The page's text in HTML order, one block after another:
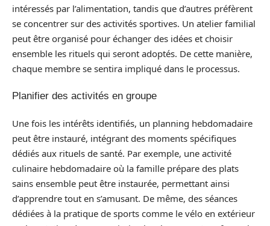
intéressés par l’alimentation, tandis que d’autres préfèrent
se concentrer sur des activités sportives. Un atelier familial
peut être organisé pour échanger des idées et choisir
ensemble les rituels qui seront adoptés. De cette manière,
chaque membre se sentira impliqué dans le processus.
Planifier des activités en groupe
Une fois les intérêts identifiés, un planning hebdomadaire
peut être instauré, intégrant des moments spécifiques
dédiés aux rituels de santé. Par exemple, une activité
culinaire hebdomadaire où la famille prépare des plats
sains ensemble peut être instaurée, permettant ainsi
d’apprendre tout en s’amusant. De même, des séances
dédiées à la pratique de sports comme le vélo en extérieur